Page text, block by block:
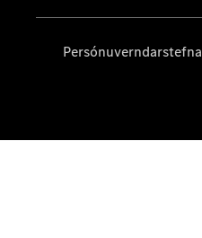
Persónuverndarstefna